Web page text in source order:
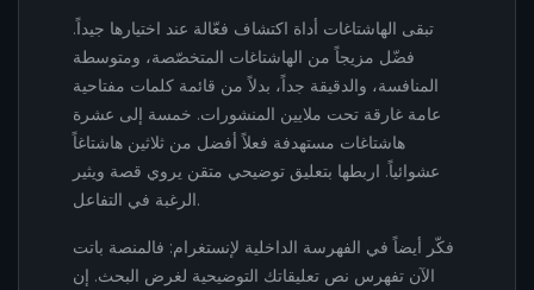
تبقى الهاشتاغات أداة اكتشاف فعّالة عند اختيارها جيداً.
فضّل مزيجاً من الهاشتاغات المتخصّصة، ومتوسطة
المنافسة، والدقيقة جداً، بدلاً من قائمة كلمات مفتاحية
عامة غارقة تحت ملايين المنشورات. خمسة إلى عشرة
هاشتاغات مستهدفة فعلاً أفضل من ثلاثين هاشتاغاً
عشوائياً. اربطها بتعليق توضيحي متقن يروي قصة ويثير
الرغبة في التفاعل.
فكّر أيضاً في الفهرسة الداخلية لإنستغرام: فالمنصة باتت
الآن تفهرس نص تعليقاتك التوضيحية لغرض البحث. إن